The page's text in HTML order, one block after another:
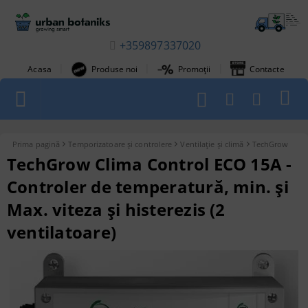
+359897337020
Acasa Produse noi Promoții Contacte
1
Prima pagină Temporizatoare și controlere Ventilație și climă TechGrow
TechGrow Clima Control ECO 15A -
Controler de temperatură, min. și
Max. viteza și histerezis (2
ventilatoare)